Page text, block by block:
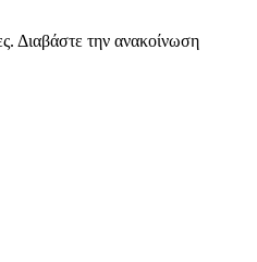
Διαβάστε την ανακοίνωση